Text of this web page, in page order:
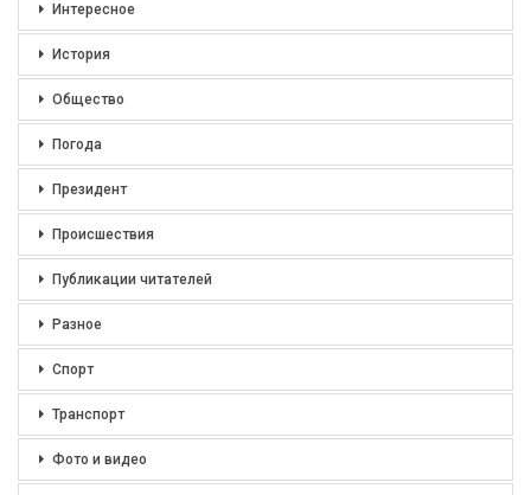
Интересное
История
Общество
Погода
Президент
Происшествия
Публикации читателей
Разное
Спорт
Транспорт
Фото и видео